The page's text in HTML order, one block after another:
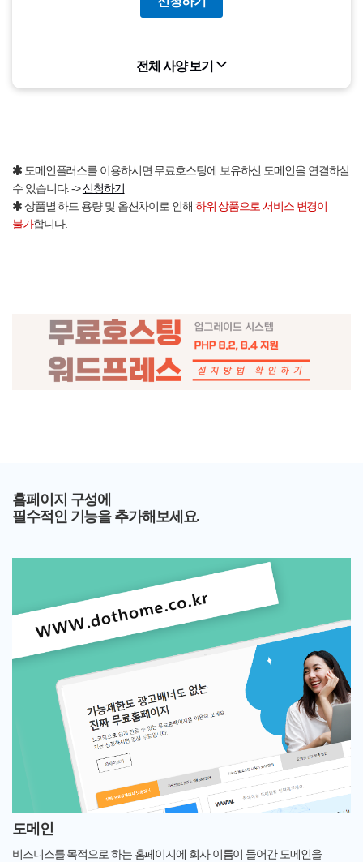
전체 사양 보기
도메인플러스를 이용하시면 무료호스팅에 보유하신 도메인을 연결하실
수 있습니다. ->신청하기
상품별 하드 용량 및 옵션차이로 인해 하위 상품으로 서비스 변경이
불가합니다.
홈페이지 구성에
필수적인 기능을 추가해보세요.
도메인
비즈니스를 목적으로 하는 홈페이지에 회사 이름이 들어간 도메인을